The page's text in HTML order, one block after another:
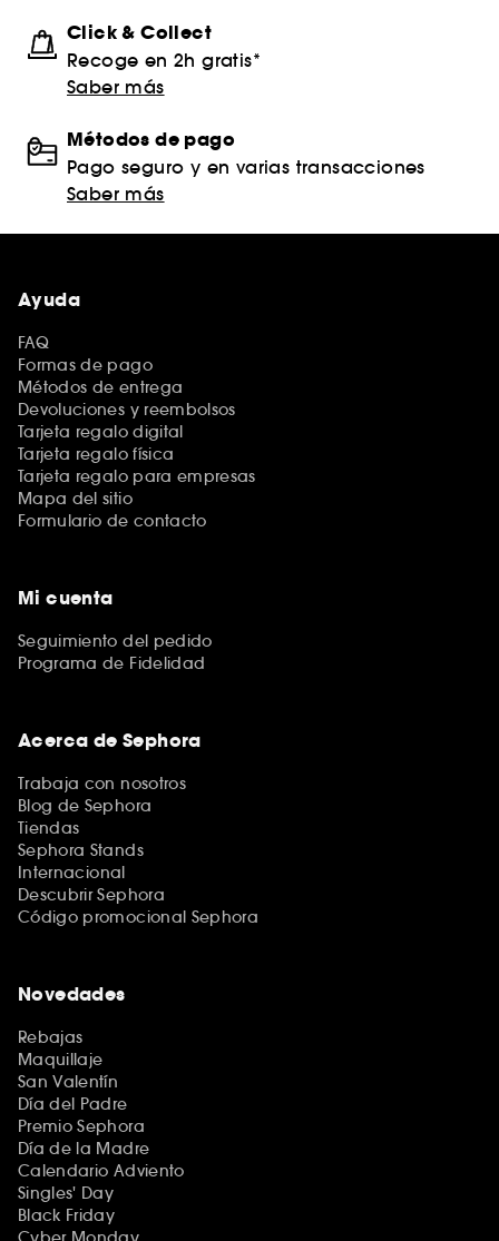
Click & Collect
Recoge en 2h gratis*
Saber más
Métodos de pago
Pago seguro y en varias transacciones
Saber más
Ayuda
FAQ
Formas de pago
Métodos de entrega
Devoluciones y reembolsos
Tarjeta regalo digital
Tarjeta regalo física
Tarjeta regalo para empresas
Mapa del sitio
Formulario de contacto
Mi cuenta
Seguimiento del pedido
Programa de Fidelidad
Acerca de Sephora
Trabaja con nosotros
Blog de Sephora
Tiendas
Sephora Stands
Internacional
Descubrir Sephora
Código promocional Sephora
Novedades
Rebajas
Maquillaje
San Valentín
Día del Padre
Premio Sephora
Día de la Madre
Calendario Adviento
Singles' Day
Black Friday